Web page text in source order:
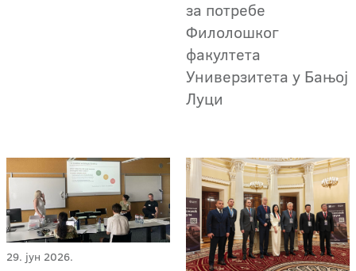
за потребе
Филолошког
факултета
Универзитета у Бањој
Луци
29. јун 2026.